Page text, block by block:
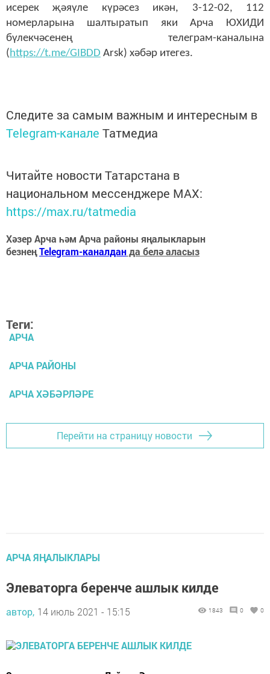
исерек җәяүле күрәсез икән, 3-12-02, 112
номерларына шалтыратып яки Арча ЮХИДИ
бүлекчәсенең телеграм-каналына
(https://t.me/GIBDD Arsk) хәбәр итегез.
Следите за самым важным и интересным в
Telegram-канале Татмедиа
Читайте новости Татарстана в
национальном мессенджере MАХ:
https://max.ru/tatmedia
Хәзер Арча һәм Арча районы яңалыкларын
безнеңTelegram-каналданда белә аласыз
Теги:
АРЧА
АРЧА РАЙОНЫ
АРЧА ХӘБӘРЛӘРЕ
Перейти на страницу новости
АРЧА ЯҢАЛЫКЛАРЫ
Элеваторга беренче ашлык килде
автор, 14 июль 2021 - 15:15 1843 0 0